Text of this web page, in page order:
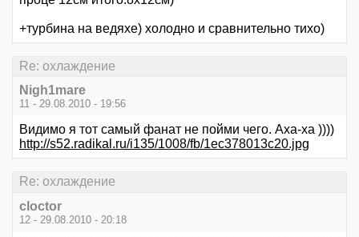
+турбина на ведяхе) холодно и сравнительно тихо)
Re: охлаждение
Nigh1mare
11 - 29.08.2010 - 19:56
Видимо я тот самый фанат не пойми чего. Аха-ха ))))
http://s52.radikal.ru/i135/1008/fb/1ec378013c20.jpg
Re: охлаждение
cloctor
12 - 29.08.2010 - 20:18